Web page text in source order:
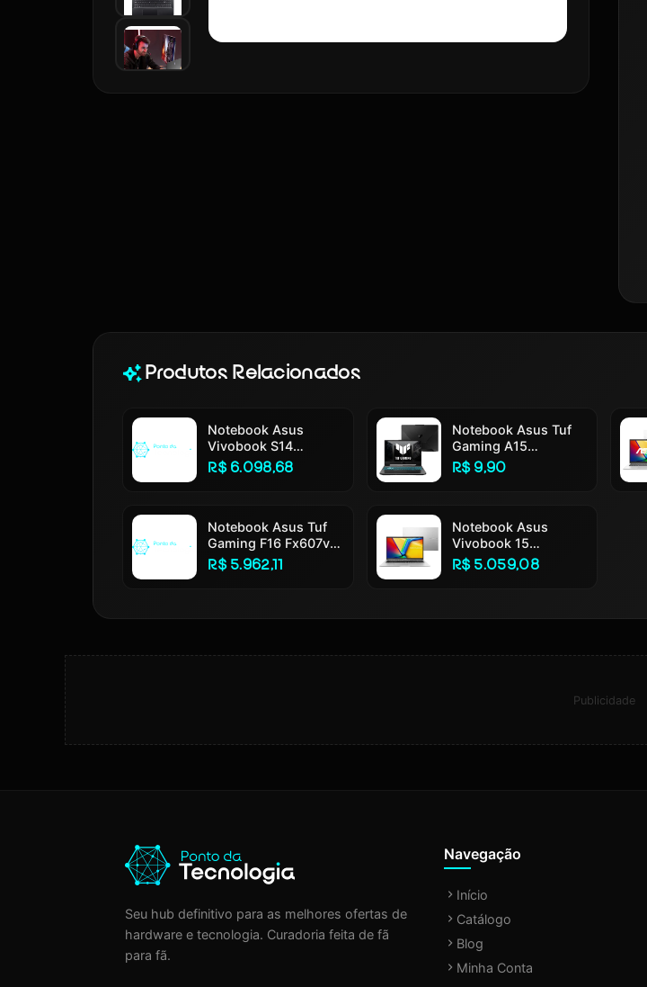
Produtos Relacionados
Notebook Asus
Vivobook S14
S3407ca Intel Core
Ultra 5 225h 16gb
Led Fhd Silver -
Ly113w
R$ 6.098,68
Notebook Asus Tuf
Gaming A15
Fa506ncg Rtx 3050
Amd Ryzen 7 7445hs
144hz Nível Ips Fhd
Black - Hn217w Preto
Grafite
R$ 9,90
Notebook Asus Tuf
Gaming F16 Fx607vj
Nvidia Rtx 3050 Intel
Core 5 210h 16gb
Ips 144hz Cinza -
R$ 5.962,11
Notebook Asus
Vivobook 15
M1502ya Amd Ryzen
7 5825u 16gb Ram
Led Fhd Silver -
R$ 5.059,08
Publicidade
Seu hub definitivo para as melhores ofertas de
hardware e tecnologia. Curadoria feita de fã
para fã.
Navegação
Início
Catálogo
Blog
Minha Conta